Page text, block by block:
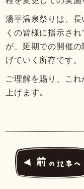
湯平温泉祭りは、
くの皆様に指示さ
が、延期での開催
げていく所存です。
ご理解を賜り、こ
上げます。